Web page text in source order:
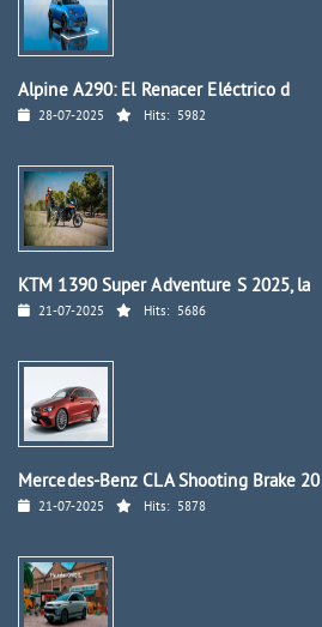
Alpine A290: El Renacer Eléctrico d
28-07-2025 Hits: 5982
KTM 1390 Super Adventure S 2025, la
21-07-2025 Hits: 5686
Mercedes-Benz CLA Shooting Brake 20
21-07-2025 Hits: 5878